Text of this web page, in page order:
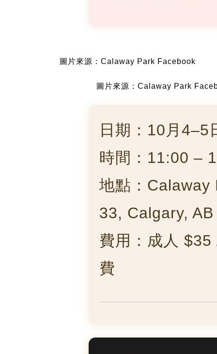
圖片來源：Calaway Park Facebook
圖片來源：Calaway Park
日期：10月4–5
時間：11:00 –
地點：
33, Calgary, AB
費用：成人
費